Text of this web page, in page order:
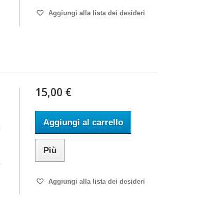
Aggiungi alla lista dei desideri
15,00 €
Aggiungi al carrello
Più
Aggiungi alla lista dei desideri